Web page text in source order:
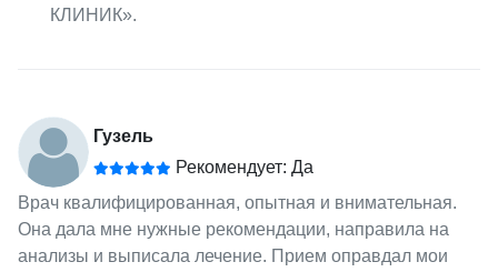
КЛИНИК».
Гузель
Рекомендует: Да
Врач квалифицированная, опытная и внимательная.
Она дала мне нужные рекомендации, направила на
анализы и выписала лечение. Прием оправдал мои